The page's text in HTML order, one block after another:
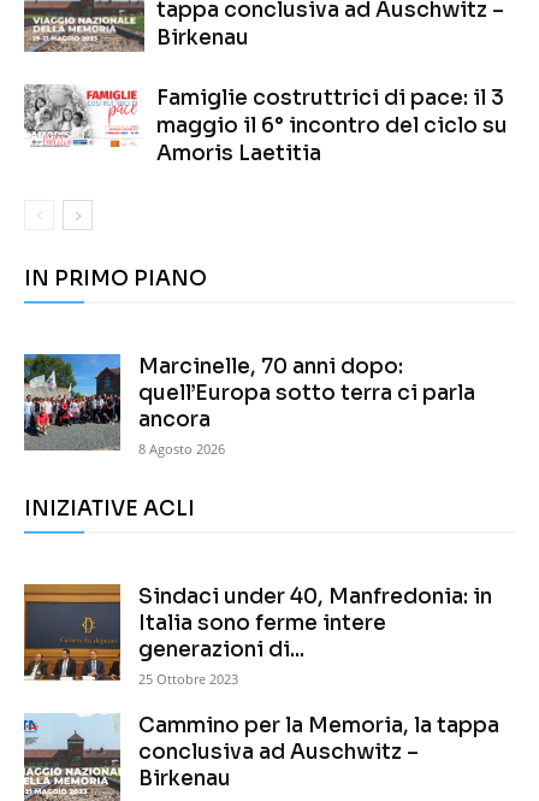
tappa conclusiva ad Auschwitz –
Birkenau
Famiglie costruttrici di pace: il 3
maggio il 6° incontro del ciclo su
Amoris Laetitia
IN PRIMO PIANO
Marcinelle, 70 anni dopo:
quell’Europa sotto terra ci parla
ancora
8 Agosto 2026
INIZIATIVE ACLI
Sindaci under 40, Manfredonia: in
Italia sono ferme intere
generazioni di...
25 Ottobre 2023
Cammino per la Memoria, la tappa
conclusiva ad Auschwitz –
Birkenau